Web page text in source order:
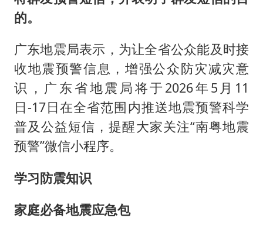
的。
广东地震局表示，为让全省公众能及时接
收地震预警信息，增强公众防灾减灾意
识，广东省地震局将于2026年5月11
日-17日在全省范围内推送地震预警科学
普及公益短信，提醒大家关注“南粤地震
预警”微信小程序。
学习防震知识
家庭必备地震应急包